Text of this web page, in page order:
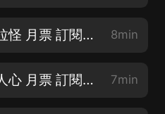
【暗黑紀元】第4章 拉怪 月票 訂閱 轉發 五星好評 8min
【暗黑紀元】第5章 人心 月票 訂閱 轉發 五星好評 7min